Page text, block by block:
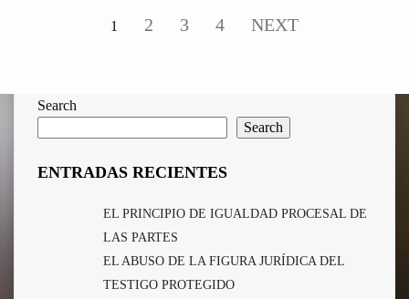
1 2 3 4 NEXT
Search
Search
ENTRADAS RECIENTES
EL PRINCIPIO DE IGUALDAD PROCESAL DE
LAS PARTES
EL ABUSO DE LA FIGURA JURÍDICA DEL
TESTIGO PROTEGIDO